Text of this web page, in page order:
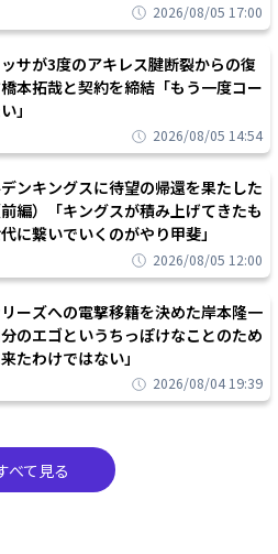
2026/08/05 17:00
サが3度のアキレス腱断裂からの復
本拓哉と契約を締結「もう一度コー
」
2026/08/05 14:54
ンキングスに待望の帰還を果たした
編）「キングスが積み上げてきたも
に繋いでいくのがやり甲斐」
2026/08/05 12:00
ーズへの電撃移籍を決めた岸本隆一
のエゴというちっぽけなことのため
たわけではない」
2026/08/04 19:39
べて見る